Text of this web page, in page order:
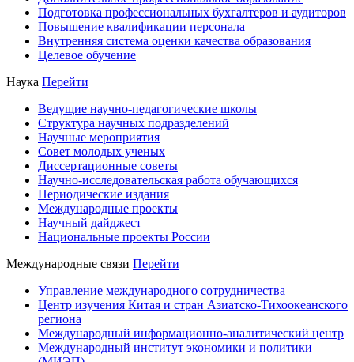
Подготовка профессиональных бухгалтеров и аудиторов
Повышение квалификации персонала
Внутренняя система оценки качества образования
Целевое обучение
Наука Перейти
Ведущие научно-педагогические школы
Структура научных подразделений
Научные мероприятия
Совет молодых ученых
Диссертационные советы
Научно-исследовательская работа обучающихся
Периодические издания
Международные проекты
Научный дайджест
Национальные проекты России
Международные связи Перейти
Управление международного сотрудничества
Центр изучения Китая и стран Азиатско-Тихоокеанского
региона
Международный информационно-аналитический центр
Международный институт экономики и политики